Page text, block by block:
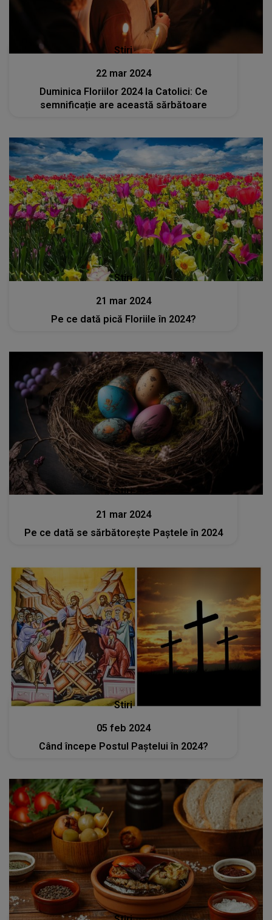
Stiri
22 mar 2024
Duminica Floriilor 2024 la Catolici: Ce
semnificație are această sărbătoare
Stiri
21 mar 2024
Pe ce dată pică Floriile în 2024?
Stiri
21 mar 2024
Pe ce dată se sărbătorește Paștele în 2024
Stiri
05 feb 2024
Când începe Postul Paștelui în 2024?